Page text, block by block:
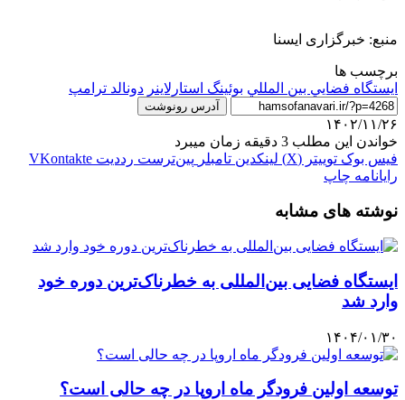
منبع: خبرگزاری ایسنا
برچسب ها
ايستگاه فضايي بين المللي بوئینگ استارلاینر دونالد ترامپ
آدرس رونوشت
۱۴۰۲/۱۱/۲۶
خواندن این مطلب 3 دقیقه زمان میبرد
فیس بوک توییتر (X) لینکدین ‫تامبلر ‫پین‌ترست ‫رددیت ‫VKontakte
رایانامه چاپ
نوشته های مشابه
ایستگاه فضایی بین‌المللی به خطرناک‌ترین دوره خود
وارد شد
۱۴۰۴/۰۱/۳۰
توسعه اولین فرودگر ماه اروپا در چه حالی است؟